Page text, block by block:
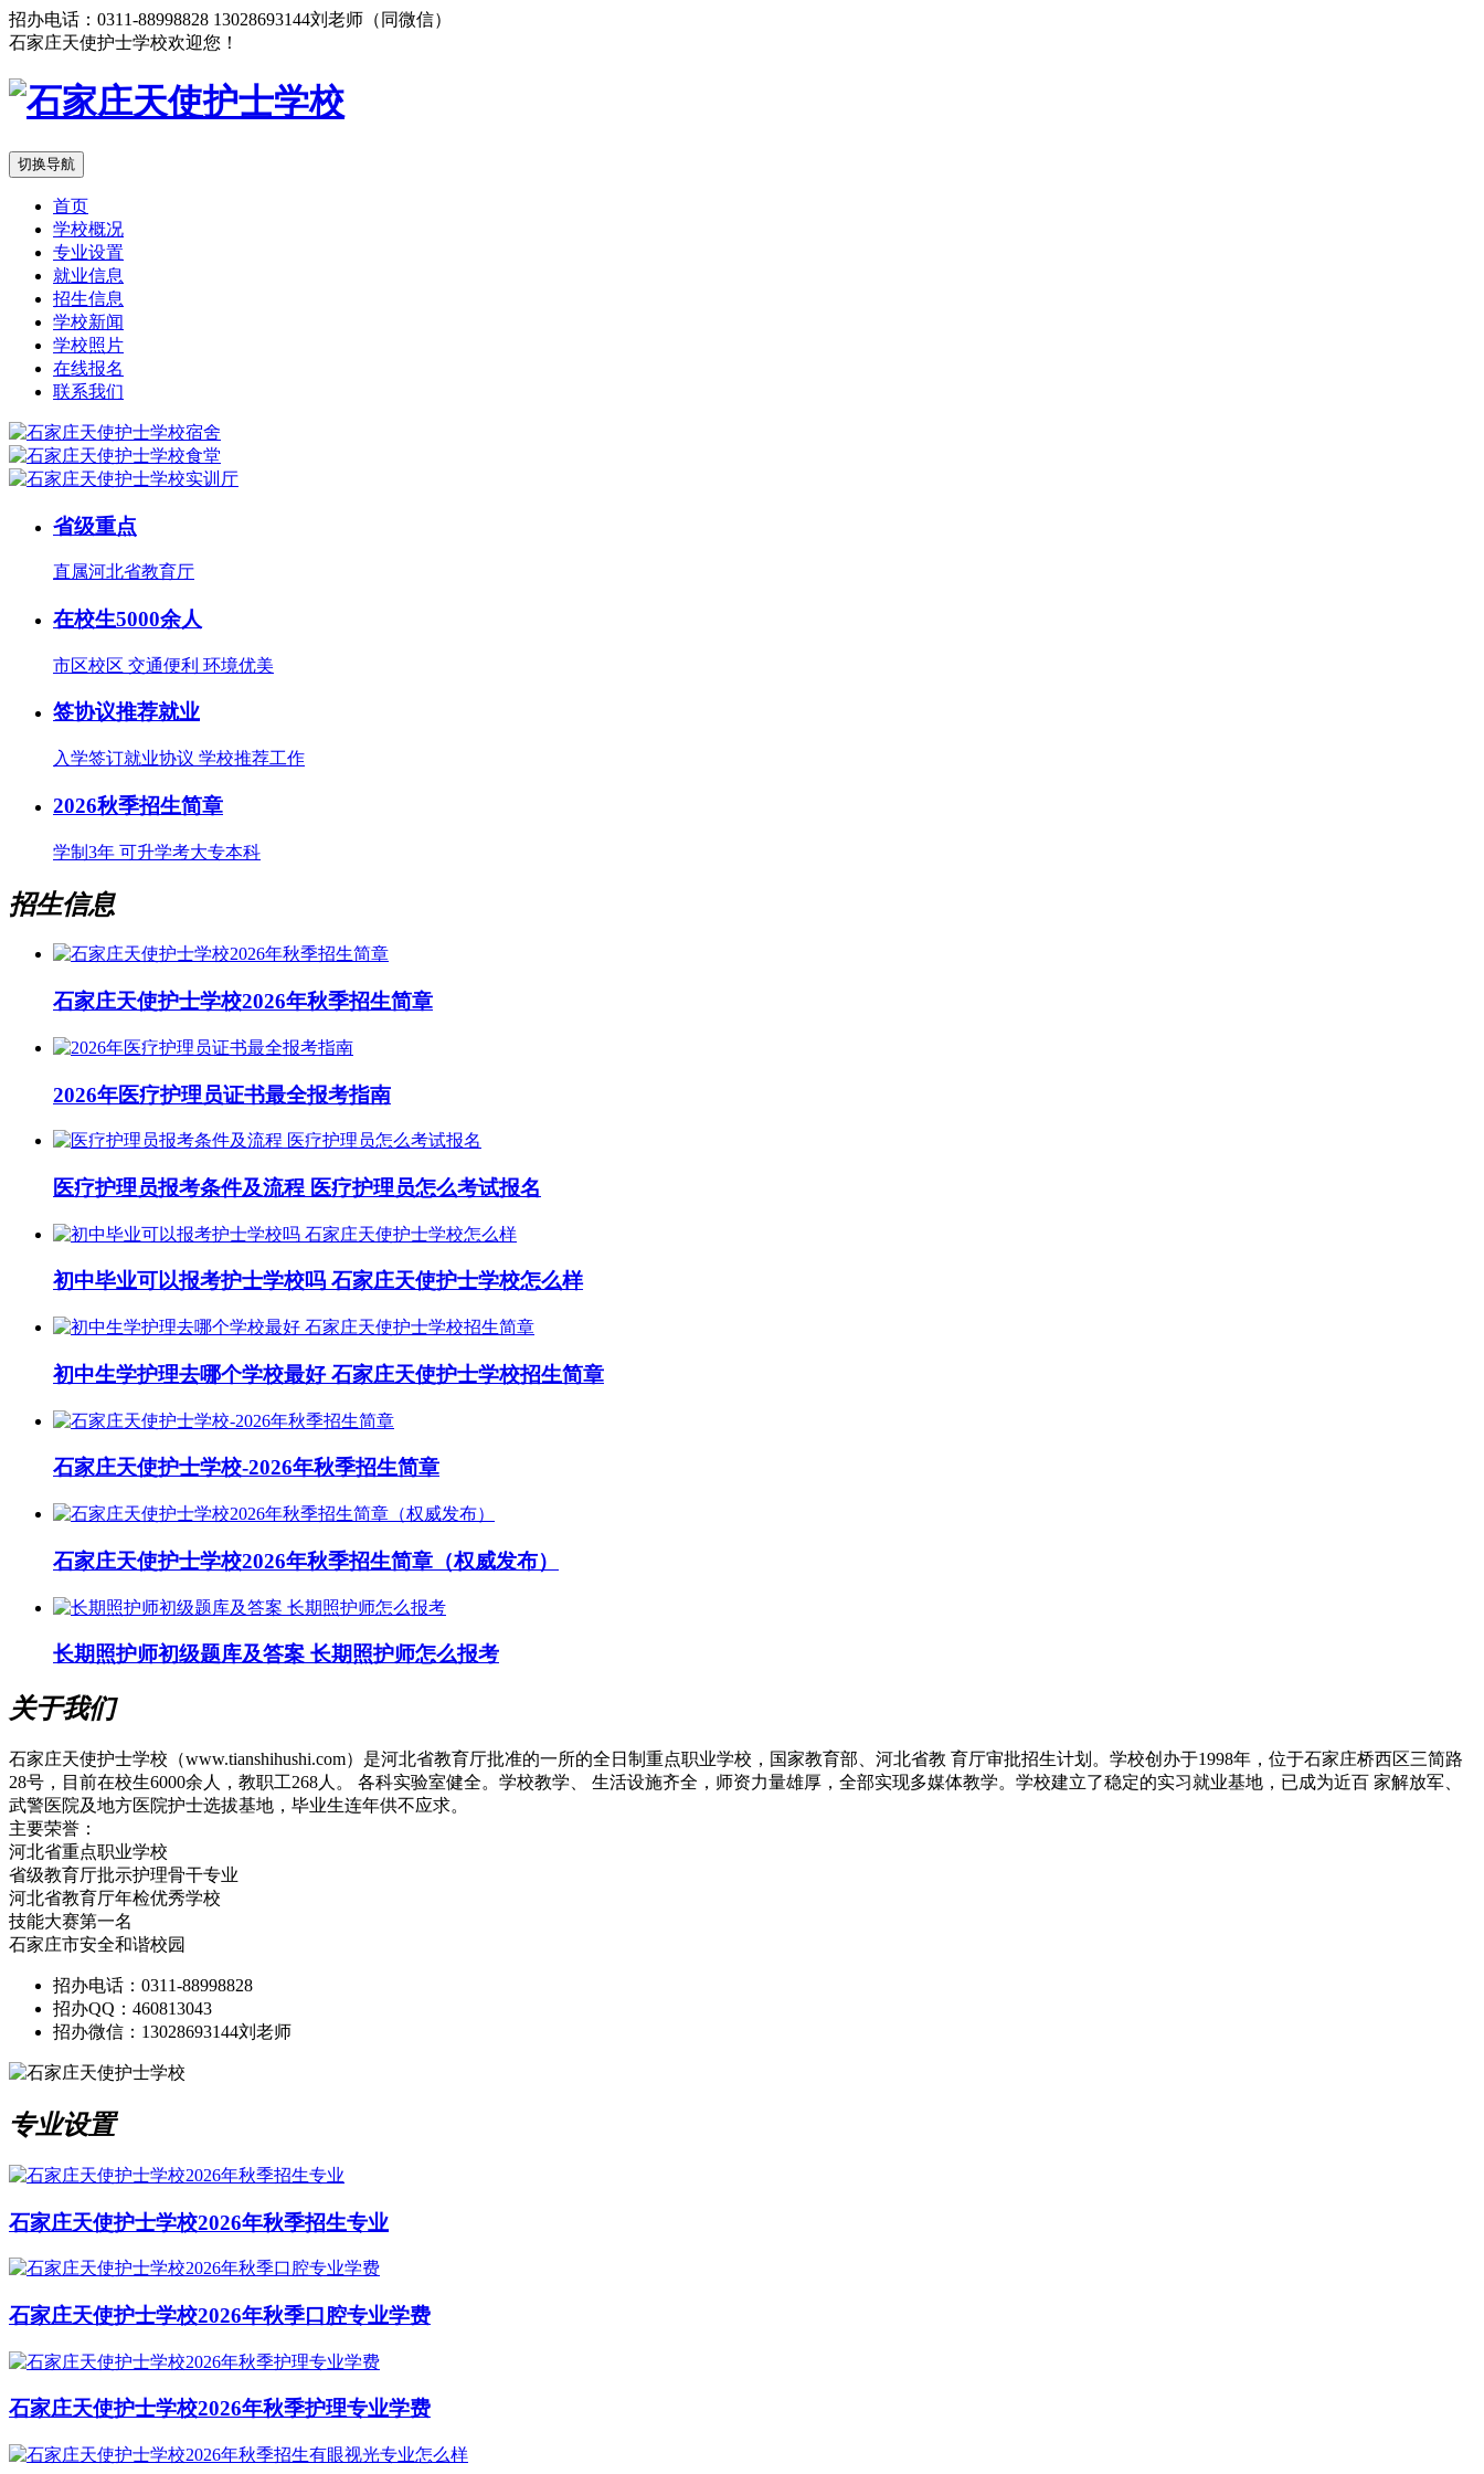
招办电话：0311-88998828 13028693144刘老师（同微信）
石家庄天使护士学校欢迎您！
切换导航
首页
学校概况
专业设置
就业信息
招生信息
学校新闻
学校照片
在线报名
联系我们
省级重点
直属河北省教育厅
在校生5000余人
市区校区 交通便利 环境优美
签协议推荐就业
入学签订就业协议 学校推荐工作
2026秋季招生简章
学制3年 可升学考大专本科
招生信息
石家庄天使护士学校2026年秋季招生简章
2026年医疗护理员证书最全报考指南
医疗护理员报考条件及流程 医疗护理员怎么考试报名
初中毕业可以报考护士学校吗 石家庄天使护士学校怎么样
初中生学护理去哪个学校最好 石家庄天使护士学校招生简章
石家庄天使护士学校-2026年秋季招生简章
石家庄天使护士学校2026年秋季招生简章（权威发布）
长期照护师初级题库及答案 长期照护师怎么报考
关于我们
石家庄天使护士学校（www.tianshihushi.com）是河北省教育厅批准的一所的全日制重点职业学校，国家教育部、河北省教 育厅审批招生计划。学校创办于1998年，位于石家庄桥西区三简路
28号，目前在校生6000余人，教职工268人。 各科实验室健全。学校教学、 生活设施齐全，师资力量雄厚，全部实现多媒体教学。学校建立了稳定的实习就业基地，已成为近百 家解放军、
武警医院及地方医院护士选拔基地，毕业生连年供不应求。
主要荣誉：
河北省重点职业学校
省级教育厅批示护理骨干专业
河北省教育厅年检优秀学校
技能大赛第一名
石家庄市安全和谐校园
招办电话：0311-88998828
招办QQ：460813043
招办微信：13028693144刘老师
专业设置
石家庄天使护士学校2026年秋季招生专业
石家庄天使护士学校2026年秋季口腔专业学费
石家庄天使护士学校2026年秋季护理专业学费